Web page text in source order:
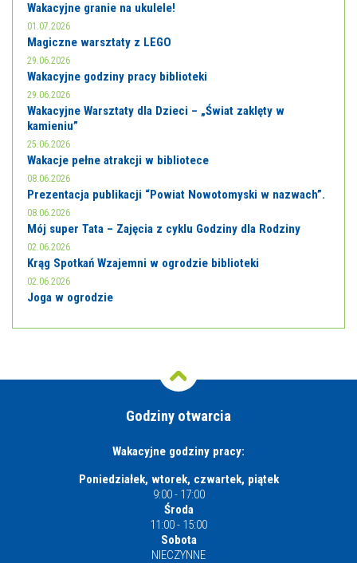
Wakacyjne granie na ukulele!
01.07.2026
Magiczne warsztaty z LEGO
29.06.2026
Wakacyjne godziny pracy biblioteki
29.06.2026
Wakacyjne Warsztaty dla Dzieci – „Świat zaklęty w
kamieniu”
25.06.2026
Wakacje pełne atrakcji w bibliotece
08.06.2026
Prezentacja publikacji “Powiat Nowotomyski w nazwach”.
08.06.2026
Mój super Tata – Zajęcia z cyklu Godziny dla Rodziny
02.06.2026
Krąg Spotkań Wzajemni w ogrodzie biblioteki
02.06.2026
Joga w ogrodzie
Godziny otwarcia
Wakacyjne godziny pracy:
Poniedziałek, wtorek, czwartek, piątek
9:00 - 17:00
Środa
11:00 - 15:00
Sobota
NIECZYNNE